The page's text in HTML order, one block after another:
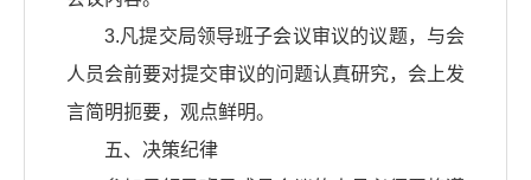
3.凡提交局领导班子会议审议的议题，与会
人员会前要对提交审议的问题认真研究，会上发
言简明扼要，观点鲜明。
五、决策纪律